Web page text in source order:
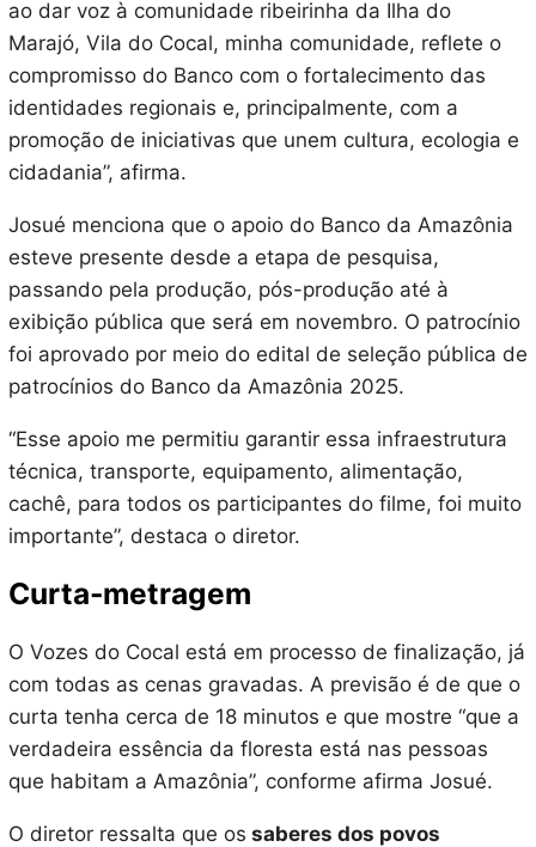
ao dar voz à comunidade ribeirinha da Ilha do
Marajó, Vila do Cocal, minha comunidade, reflete o
compromisso do Banco com o fortalecimento das
identidades regionais e, principalmente, com a
promoção de iniciativas que unem cultura, ecologia e
cidadania”, afirma.
Josué menciona que o apoio do Banco da Amazônia
esteve presente desde a etapa de pesquisa,
passando pela produção, pós-produção até à
exibição pública que será em novembro. O patrocínio
foi aprovado por meio do edital de seleção pública de
patrocínios do Banco da Amazônia 2025.
“Esse apoio me permitiu garantir essa infraestrutura
técnica, transporte, equipamento, alimentação,
cachê, para todos os participantes do filme, foi muito
importante”, destaca o diretor.
Curta-metragem
O Vozes do Cocal está em processo de finalização, já
com todas as cenas gravadas. A previsão é de que o
curta tenha cerca de 18 minutos e que mostre “que a
verdadeira essência da floresta está nas pessoas
que habitam a Amazônia”, conforme afirma Josué.
O diretor ressalta que os saberes dos povos